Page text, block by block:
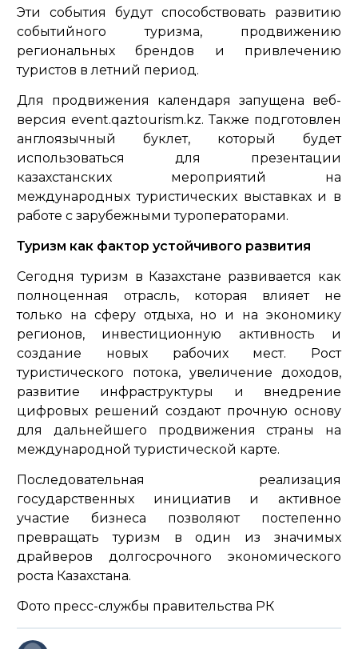
Эти события будут способствовать развитию
событийного туризма, продвижению
региональных брендов и привлечению
туристов в летний период.
Для продвижения календаря запущена веб-
версия event.qaztourism.kz. Также подготовлен
англоязычный буклет, который будет
использоваться для презентации
казахстанских мероприятий на
международных туристических выставках и в
работе с зарубежными туроператорами.
Туризм как фактор устойчивого развития
Сегодня туризм в Казахстане развивается как
полноценная отрасль, которая влияет не
только на сферу отдыха, но и на экономику
регионов, инвестиционную активность и
создание новых рабочих мест. Рост
туристического потока, увеличение доходов,
развитие инфраструктуры и внедрение
цифровых решений создают прочную основу
для дальнейшего продвижения страны на
международной туристической карте.
Последовательная реализация
государственных инициатив и активное
участие бизнеса позволяют постепенно
превращать туризм в один из значимых
драйверов долгосрочного экономического
роста Казахстана.
Фото пресс-службы правительства РК